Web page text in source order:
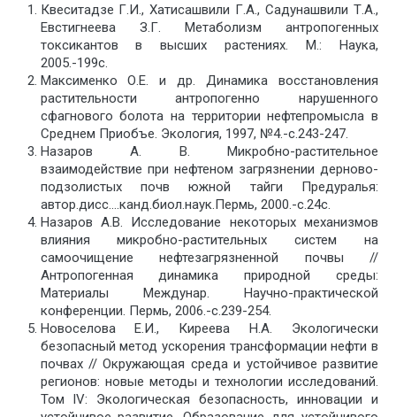
Квеситадзе Г.И., Хатисашвили Г.А., Садунашвили Т.А.,
Евстигнеева З.Г. Метаболизм антропогенных
токсикантов в высших растениях. М.: Наука,
2005.-199с.
Максименко О.Е. и др. Динамика восстановления
растительности антропогенно нарушенного
сфагнового болота на территории нефтепромысла в
Среднем Приобъе. Экология, 1997, №4.-с.243-247.
Назаров А. В. Микробно-растительное
взаимодействие при нефтеном загрязнении дерново-
подзолистых почв южной тайги Предуралья:
автор.дисс….канд.биол.наук.Пермь, 2000.-с.24с.
Назаров А.В. Исследование некоторых механизмов
влияния микробно-растительных систем на
самоочищение нефтезагрязненной почвы //
Антропогенная динамика природной среды:
Материалы Междунар. Научно-практической
конференции. Пермь, 2006.-с.239-254.
Новоселова Е.И., Киреева Н.А. Экологически
безопасный метод ускорения трансформации нефти в
почвах // Окружающая среда и устойчивое развитие
регионов: новые методы и технологии исследований.
Том IV: Экологическая безопасность, инновации и